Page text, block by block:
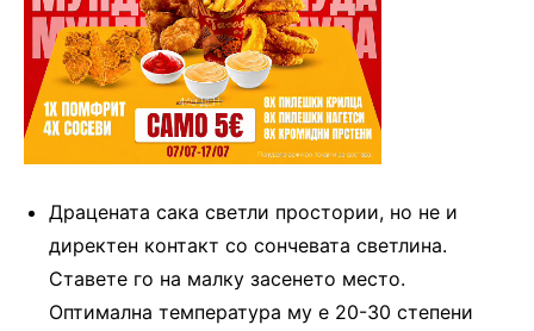
Драцената сака светли простории, но не и
директен контакт со сончевата светлина.
Ставете го на малку засенето место.
Оптимална температура му е 20-30 степени